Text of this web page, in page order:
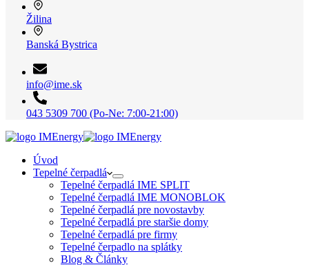
Žilina
Banská Bystrica
info@ime.sk
043 5309 700 (Po-Ne: 7:00-21:00)
Úvod
Tepelné čerpadlá
Tepelné čerpadlá IME SPLIT
Tepelné čerpadlá IME MONOBLOK
Tepelné čerpadlá pre novostavby
Tepelné čerpadlá pre staršie domy
Tepelné čerpadlá pre firmy
Tepelné čerpadlo na splátky
Blog & Články